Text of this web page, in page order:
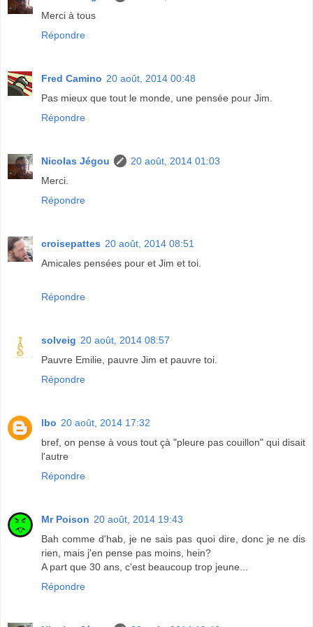
Merci à tous
Répondre
Fred Camino 20 août, 2014 00:48
Pas mieux que tout le monde, une pensée pour Jim.
Répondre
Nicolas Jégou
20 août, 2014 01:03
Merci.
Répondre
croisepattes 20 août, 2014 08:51
Amicales pensées pour et Jim et toi.
Répondre
solveig 20 août, 2014 08:57
Pauvre Emilie, pauvre Jim et pauvre toi.
Répondre
lbo 20 août, 2014 17:32
bref, on pense à vous tout çà "pleure pas couillon" qui disait
l'autre
Répondre
Mr Poison 20 août, 2014 19:43
Bah comme d'hab, je ne sais pas quoi dire, donc je ne dis
rien, mais j'en pense pas moins, hein?
A part que 30 ans, c'est beaucoup trop jeune...
Répondre